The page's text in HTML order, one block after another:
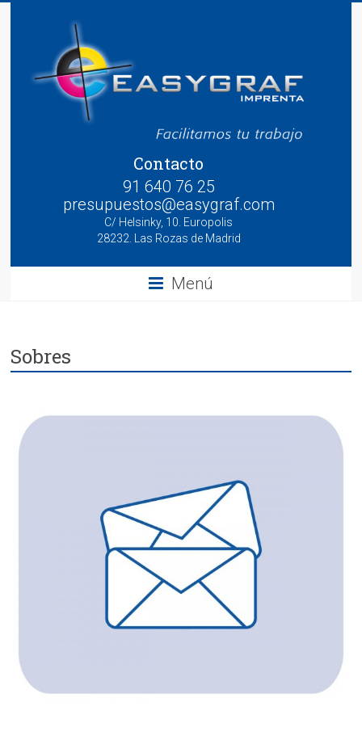
Contacto
91 640 76 25
presupuestos@easygraf.com
C/ Helsinky, 10. Europolis
28232. Las Rozas de Madrid
Menú
Sobres